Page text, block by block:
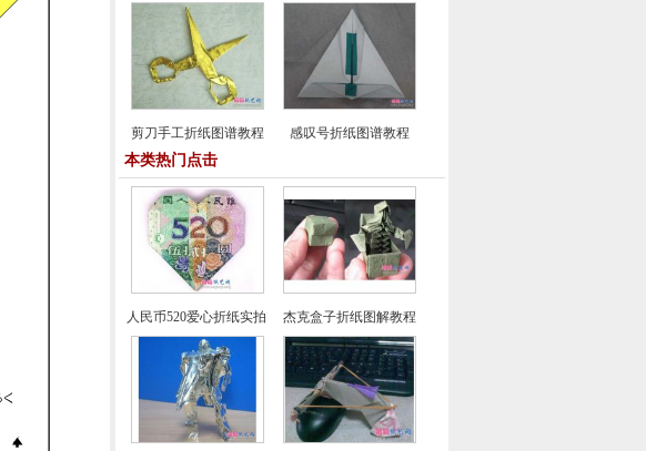
剪刀手工折纸图谱教程 感叹号折纸图谱教程
本类热门点击
人民币520爱心折纸实拍图解教程杰克盒子折纸图解教程